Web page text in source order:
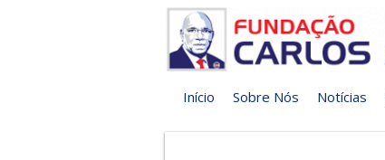
Início Sobre Nós Notícias